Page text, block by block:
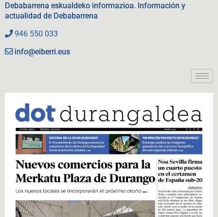
Debabarrena eskualdeko informazioa. Información y
actualidad de Debabarrena
946 550 033
info@eiberri.eus